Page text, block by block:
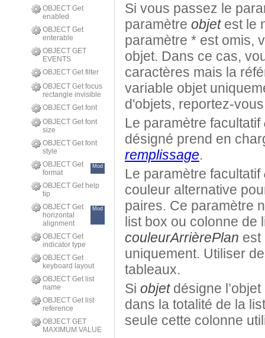
OBJECT Get
enabled
OBJECT Get
enterable
OBJECT GET
EVENTS
OBJECT Get filter
OBJECT Get focus
rectangle invisible
OBJECT Get font
OBJECT Get font
size
OBJECT Get font
style
OBJECT Get
format
Mod
OBJECT Get help
tip
OBJECT Get
horizontal
alignment
Mod
OBJECT Get
indicator type
OBJECT Get
keyboard layout
OBJECT Get list
name
OBJECT Get list
reference
OBJECT GET
MAXIMUM VALUE
Si vous passez le
paramètre objetest le
paramètre * est omis,
objet. Dans ce cas,
caractères mais la
variable objet
d'objets, reportez-
Le paramètre facultatif
désigné prend en
remplissage.
Le paramètre facultatif
couleur alternative
paires. Ce paramètre
list box ou colonne
couleurArrièrePlan est
uniquement. Utiliser
tableaux.
Si objetdésigne
dans la totalité de la
seule cette colonne